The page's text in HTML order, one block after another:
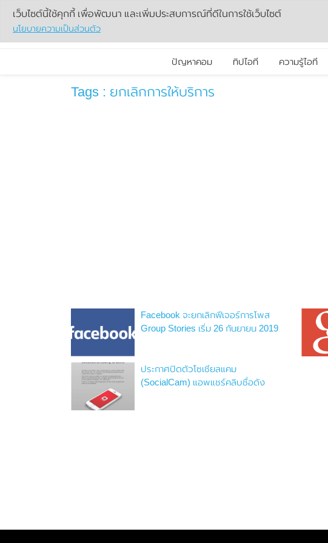
ปัญหาคอม ทิปไอที ความรู้ไอที
Tags : ยกเลิกการให้บริการ
Facebook จะยกเลิกฟีเจอร์การโพส
Group Stories เริ่ม 26 กันยายน 2019
ประกาศปิดตัวโซเชียลแคม
(SocialCam) แอพแชร์คลิบชื่อดัง
เว็บไซต์นี้ใช้คุกกี้ เพื่อพัฒนา และเพิ่มประสบการณ์ที่ดีในการใช้เว็บไซต์
นโยบายความเป็นส่วนตัว